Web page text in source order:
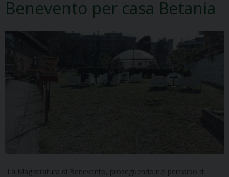
Benevento per casa Betania
La Magistratura di Benevento, proseguendo nel percorso di